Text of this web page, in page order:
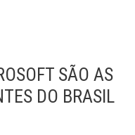
SÃO AS
DO BRASIL